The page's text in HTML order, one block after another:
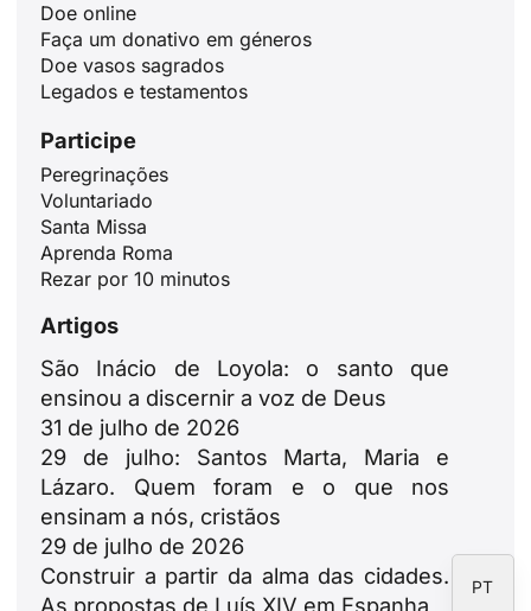
Doe online
Faça um donativo em géneros
Doe vasos sagrados
Legados e testamentos
Participe
Peregrinações
Voluntariado
Santa Missa
Aprenda Roma
Rezar por 10 minutos
Artigos
São Inácio de Loyola: o santo que
ensinou a discernir a voz de Deus
31 de julho de 2026
29 de julho: Santos Marta, Maria e
Lázaro. Quem foram e o que nos
ensinam a nós, cristãos
29 de julho de 2026
Construir a partir da alma das cidades.
As propostas de Luís XIV em Espanha
PT